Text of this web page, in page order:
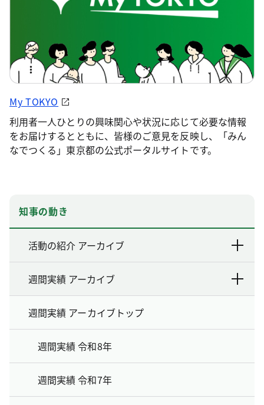
My TOKYO
利用者一人ひとりの興味関心や状況に応じて必要な情報
をお届けするとともに、皆様のご意見を反映し、「みん
なでつくる」東京都の公式ポータルサイトです。
知事の動き
活動の紹介 アーカイブ
週間実績 アーカイブ
週間実績 アーカイブトップ
週間実績 令和8年
週間実績 令和7年